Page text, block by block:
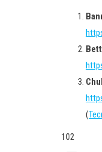
(
102